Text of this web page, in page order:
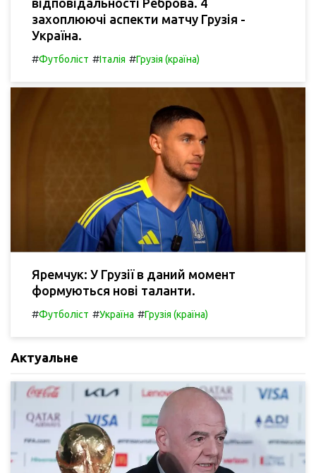
відповідальності Реброва. 4
захоплюючі аспекти матчу Грузія -
Україна.
#Футболіст #Італія #Грузія (країна)
Яремчук: У Грузії в даний момент
формуються нові таланти.
#Футболіст #Україна #Грузія (країна)
Актуальне